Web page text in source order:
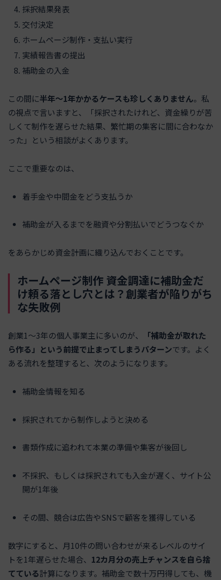
採択結果発表
交付決定
ホームページ制作・支払い実行
実績報告書の提出
補助金の入金
この間に半年〜1年かかるケースも珍しくありません。私
の視点で言いますと、「採択されたけれど、資金繰りが苦
しくて制作を遅らせた結果、繁忙期の集客に間に合わなか
った」という相談がよくあります。
ここで重要なのは、
着手金や中間金をどう支払うか
補助金が入るまでを融資や分割払いでどうつなぐか
をあらかじめ資金計画に織り込んでおくことです。
ホームページ制作 資金調達に補助金だ
け頼る落とし穴とは？創業者が陥りがち
な失敗例
創業1〜3年の個人事業主に多いのが、
「補助金が取れた
ら作る」という前提で止まってしまうパターンです。よく
ある流れを整理すると、次のようになります。
補助金情報を知る
採択されてから制作しようと決める
書類作成に追われて本業の準備や集客が後回し
不採択、もしくは採択されても入金が遅く、サイト公
開が1年後
その間、競合は広告やSNSで顧客を獲得している
数字にすると、月10件の問い合わせが来るレベルのサイ
トを1年遅らせた場合、 12カ月分の売上チャンスを自ら捨
てている計算になります。補助金で数十万円得しても、機